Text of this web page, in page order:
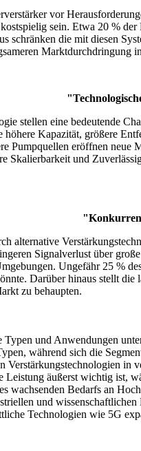
vor
sein. Etwa 20 %
schränken die mit diesen
Marktdurchdringung
stellen eine bedeutende
höhere Kapazität, größere
Pumpquellen eröffnen
Skalierbarkeit und
alternative
Signalverlust über
Ungefähr 25 %
Darüber hinaus stellt
zu behaupten.
Typen und Anwendungen
während sich die
Verstärkungstechnologien
äußerst wichtig ist,
wachsenden Bedarfs an
und
Technologien wie 5G